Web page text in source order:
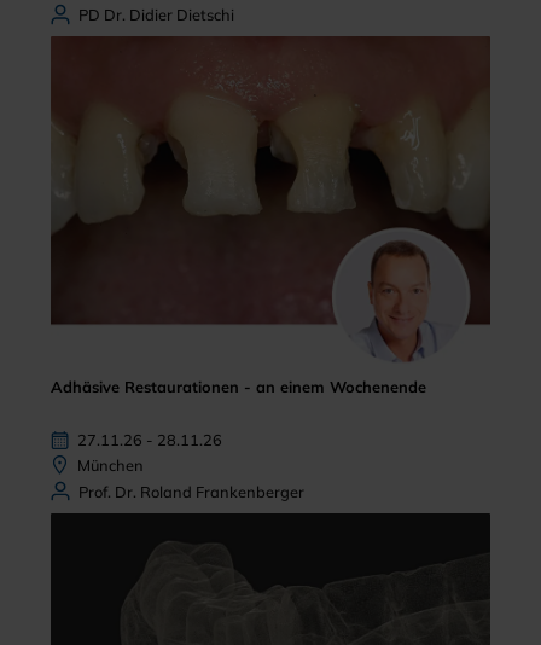
PD Dr. Didier Dietschi
Adhäsive Restaurationen - an einem Wochenende
27.11.26 - 28.11.26
München
Prof. Dr. Roland Frankenberger